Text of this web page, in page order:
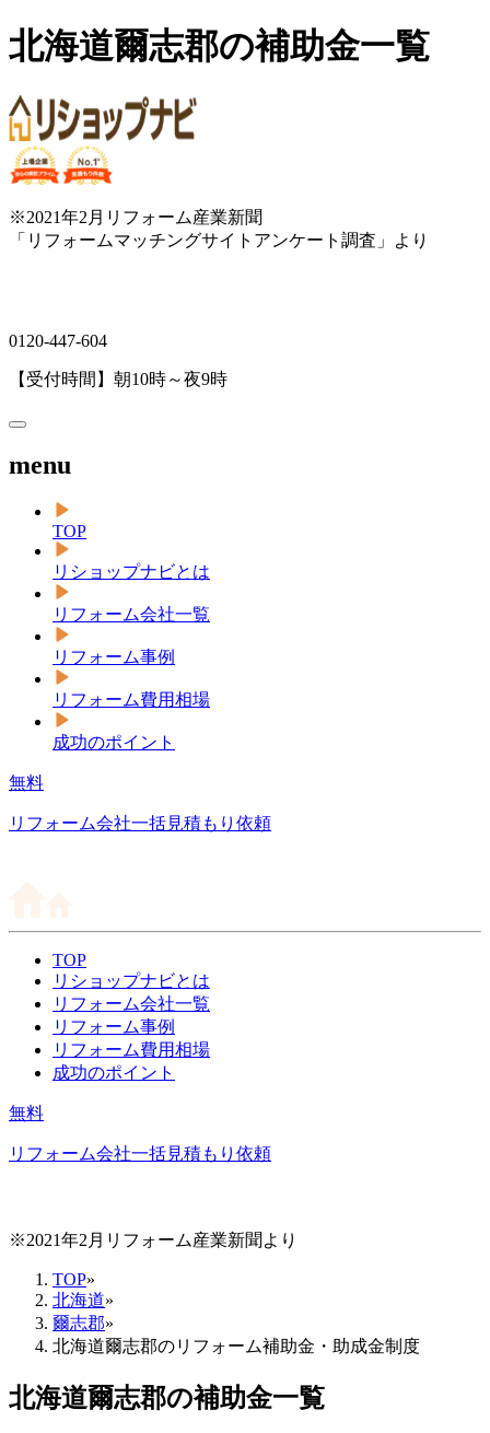
北海道爾志郡の補助金一覧
※2021年2月リフォーム産業新聞
「リフォームマッチングサイトアンケート調査」より
0120-447-604
【受付時間】朝10時～夜9時
menu
TOP
リショップナビとは
リフォーム会社一覧
リフォーム事例
リフォーム費用相場
成功のポイント
無料
リフォーム会社一括見積もり依頼
TOP
リショップナビとは
リフォーム会社一覧
リフォーム事例
リフォーム費用相場
成功のポイント
無料
リフォーム会社一括見積もり依頼
※2021年2月リフォーム産業新聞より
TOP»
北海道»
爾志郡»
北海道爾志郡のリフォーム補助金・助成金制度
北海道爾志郡の補助金一覧